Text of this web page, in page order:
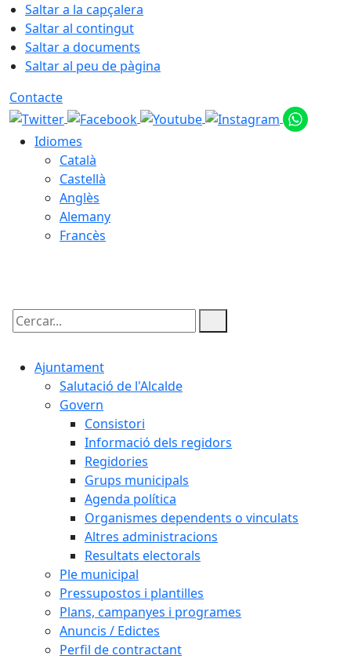
Saltar a la capçalera
Saltar al contingut
Saltar a documents
Saltar al peu de pàgina
Contacte
Idiomes
Català
Castellà
Anglès
Alemany
Francès
Cercar:
Ajuntament
Salutació de l'Alcalde
Govern
Consistori
Informació dels regidors
Regidories
Grups municipals
Agenda política
Organismes dependents o vinculats
Altres administracions
Resultats electorals
Ple municipal
Pressupostos i plantilles
Plans, campanyes i programes
Anuncis / Edictes
Perfil de contractant